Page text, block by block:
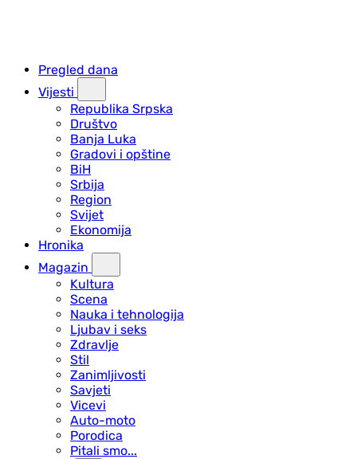
Pregled dana
Vijesti
Republika Srpska
Društvo
Banja Luka
Gradovi i opštine
BiH
Srbija
Region
Svijet
Ekonomija
Hronika
Magazin
Kultura
Scena
Nauka i tehnologija
Ljubav i seks
Zdravlje
Stil
Zanimljivosti
Savjeti
Vicevi
Auto-moto
Porodica
Pitali smo...